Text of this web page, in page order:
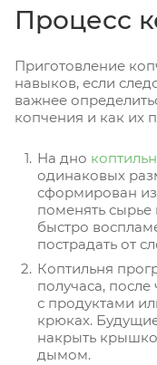
Процесс
Приготовление
навыков, если
важнее
копчения и как их
На дно
одинаковых
сформирован
поменять сырье
быстро
пострадать от
Коптильня
получаса,
с продуктами
крюках.
накрыть
дымом.